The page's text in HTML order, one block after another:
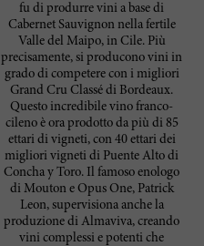
fu di produrre vini a base di
Cabernet Sauvignon nella fertile
Valle del Maipo, in Cile. Più
precisamente, si producono vini in
grado di competere con i migliori
Grand Cru Classé di Bordeaux.
Questo incredibile vino franco-
cileno è ora prodotto da più di 85
ettari di vigneti, con 40 ettari dei
migliori vigneti di Puente Alto di
Concha y Toro. Il famoso enologo
di Mouton e Opus One, Patrick
Leon, supervisiona anche la
produzione di Almaviva, creando
vini complessi e potenti che